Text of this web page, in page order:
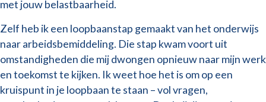
met jouw belastbaarheid.
Zelf heb ik een loopbaanstap gemaakt van het onderwijs
naar arbeidsbemiddeling. Die stap kwam voort uit
omstandigheden die mij dwongen opnieuw naar mijn werk
en toekomst te kijken. Ik weet hoe het is om op een
kruispunt in je loopbaan te staan – vol vragen,